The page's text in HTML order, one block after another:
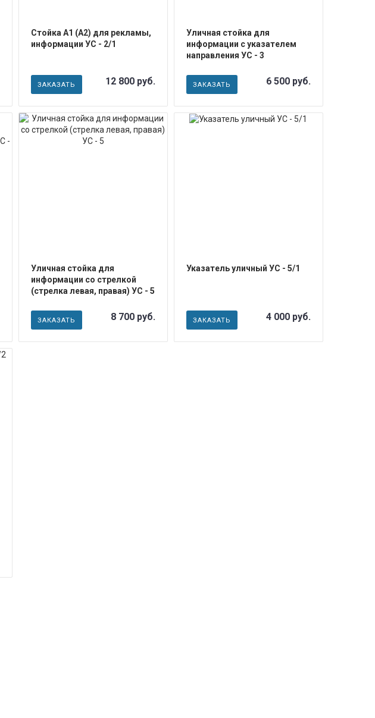
Стойка А1 (А2) для рекламы,
информации УС - 2/1
ЗАКАЗАТЬ 12 800 руб.
Уличная стойка для
информации с указателем
направления УС - 3
ЗАКАЗАТЬ 6 500 руб.
Уличная стойка для
информации со стрелкой
(стрелка левая, правая) УС - 5
ЗАКАЗАТЬ 8 700 руб.
Указатель уличный УС - 5/1
ЗАКАЗАТЬ 4 000 руб.